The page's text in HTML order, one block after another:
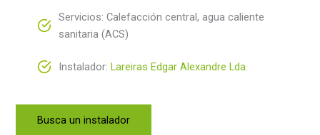
Servicios: Calefacción central, agua caliente
sanitaria (ACS)
Instalador: Lareiras Edgar Alexandre Lda.
Busca un instalador